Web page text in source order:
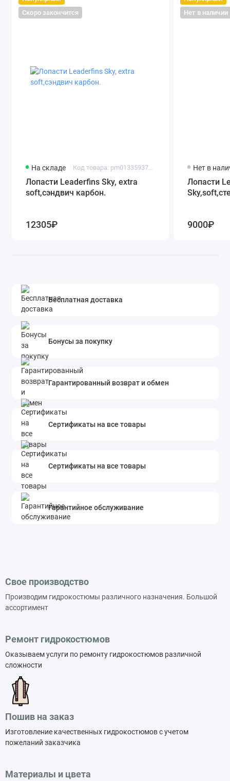
Скоро закончится
На складе Код товара: pm01335937163
Лопасти Leaderfins Sky, extra
soft,сэндвич карбон.
12305₽
Нет в наличии
Нет в
Лопасти
9000₽
Бесплатная доставка
Бонусы за покупку
Гарантированный возврат и обмен
Сертификаты на все товары
Сертификаты на все товары
Гарантийное обслуживание
Свое производство
Производим гидрокостюмы различного назначения. Большой
ассортимент
Ремонт гидрокостюмов
Оказываем услуги по ремонту гидрокостюмов различной
сложности
Пошив на заказ
Изготовление качественных гидрокостюмов с учетом
пожеланий заказчика
Материалы и цвета